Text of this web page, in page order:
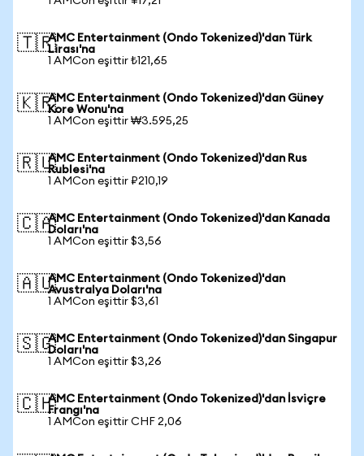
🇹🇷AMC Entertainment (Ondo Tokenized)'dan Türk
Lirası'na
1 AMCon eşittir ₺121,65
🇰🇷AMC Entertainment (Ondo Tokenized)'dan Güney
Kore Wonu'na
1 AMCon eşittir ₩3.595,25
🇷🇺AMC Entertainment (Ondo Tokenized)'dan Rus
Rublesi'na
1 AMCon eşittir ₽210,19
🇨🇦AMC Entertainment (Ondo Tokenized)'dan Kanada
Doları'na
1 AMCon eşittir $3,56
🇦🇺AMC Entertainment (Ondo Tokenized)'dan
Avustralya Doları'na
1 AMCon eşittir $3,61
🇸🇬AMC Entertainment (Ondo Tokenized)'dan Singapur
Doları'na
1 AMCon eşittir $3,26
🇨🇭AMC Entertainment (Ondo Tokenized)'dan İsviçre
Frangı'na
1 AMCon eşittir CHF 2,06